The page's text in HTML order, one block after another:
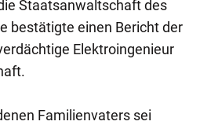
Staatsanwaltschaft des
bestätigte einen Bericht der
Elektroingenieur
Familienvaters sei